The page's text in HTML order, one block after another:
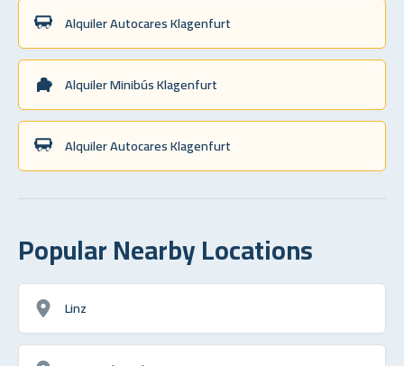
Alquiler Autocares Klagenfurt
Alquiler Minibús Klagenfurt
Alquiler Autocares Klagenfurt
Popular Nearby Locations
Linz